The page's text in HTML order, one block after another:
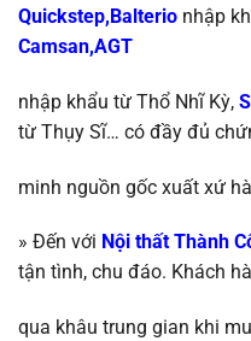
Quickstep,Balterio nhập
Camsan,AGT
nhập khẩu từ Thổ Nhĩ Kỳ,
từ Thụy Sĩ… có đầy đủ
minh nguồn gốc xuất xứ
» Đến với Nội thất Thành
tận tình, chu đáo. Khách
qua khâu trung gian khi